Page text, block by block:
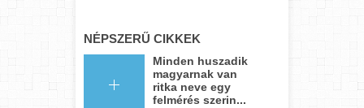
NÉPSZERŰ CIKKEK
Minden huszadik
magyarnak van
ritka neve egy
felmérés szerin...